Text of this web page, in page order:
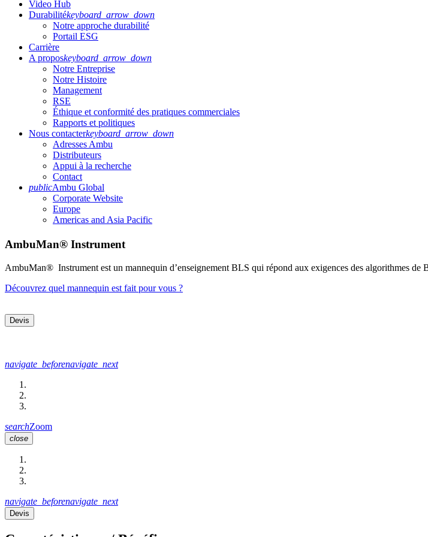
Video Hub
Durabilitékeyboard_arrow_down
Notre approche durabilité
Portail ESG
Carrière
A proposkeyboard_arrow_down
Notre Entreprise
Notre Histoire
Management
RSE
Éthique et conformité des pratiques commerciales
Rapports et politiques
Nous contacterkeyboard_arrow_down
Adresses Ambu
Distributeurs
Appui à la recherche
Contact
publicAmbu Global
Corporate Website
Europe
Americas and Asia Pacific
AmbuMan® Instrument
AmbuMan® Instrument est un mannequin d’enseignement BLS qui répond aux exigences des algorithmes de
Découvrez quel mannequin est fait pour vous ?
Devis
navigate_beforenavigate_next
searchZoom
close
navigate_beforenavigate_next
Devis